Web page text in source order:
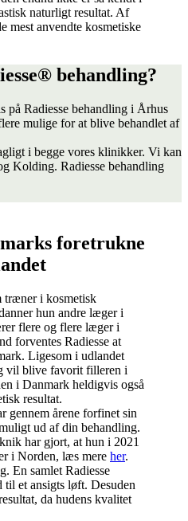
naturligt resultat. Af
mest anvendte kosmetiske
behandling?
på Radiesse behandling i Århus
mulige for at blive behandlet af
i begge vores klinikker. Vi kan
Kolding. Radiesse behandling
foretrukne
træner i kosmetisk
hun andre læger i
flere og flere læger i
forventes Radiesse at
Ligesom i udlandet
vil blive favorit filleren i
i Danmark heldigvis også
resultat.
gennem årene forfinet sin
ud af din behandling.
har gjort, at hun i 2021
i Norden, læs mere her.
En samlet Radiesse
et ansigts løft. Desuden
da hudens kvalitet